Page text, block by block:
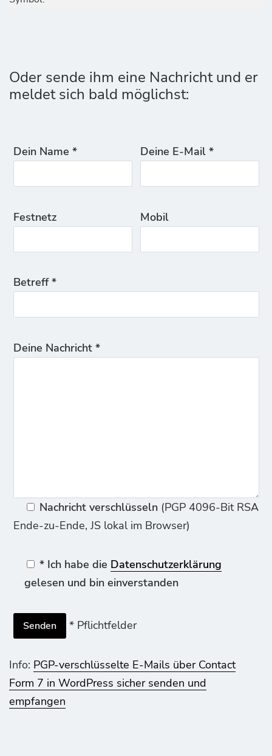
Oder sende ihm eine Nachricht und er
meldet sich bald möglichst:
Dein Name * Deine E-Mail *
Festnetz Mobil
Betreff *
Deine Nachricht *
Nachricht verschlüsseln(PGP 4096-Bit RSA
Ende-zu-Ende, JS lokal im Browser)
* Ich habe die Datenschutzerklärung
gelesen und bin einverstanden
* Pflichtfelder
Info: PGP-verschlüsselte E-Mails über Contact
Form 7 in WordPress sicher senden und
empfangen